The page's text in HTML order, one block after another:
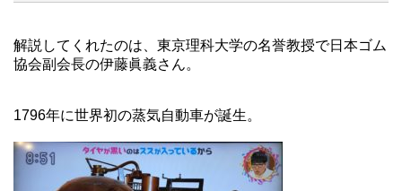
解説してくれたのは、東京理科大学の名誉教授で日本ゴム
協会副会長の伊藤眞義さん。
1796年に世界初の蒸気自動車が誕生。